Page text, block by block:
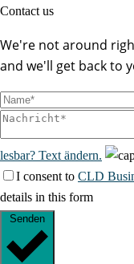
Contact us
We're not around
and we'll get back to
lesbar? Text ändern.
I consent to CLD
details in this form
Senden